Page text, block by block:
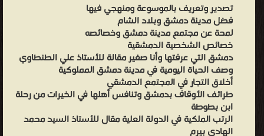
تصدير وتعريف بالموسوعة ومنهجي فيها
فضل مدينة دمشق وبلاد الشام
لمحة عن مجتمع مدينة دمشق وخصائصه
خصائص الشخصية الدمشقية
دمشق التي عرفتها وأنا صغير مقالة للأستاذ علي الطنطاوي
وصف الحياة اليومية في مدينة دمشق المملوكية
أخلاق التجار في المجتمع الدمشقي
طرائف الأوقاف بدمشق وتنافس أهلها في الخيرات من رحلة
ابن بطوطة
الرتب الملكية في الدولة العلية مقال للأستاذ السيد محمد
الهادي بيرم